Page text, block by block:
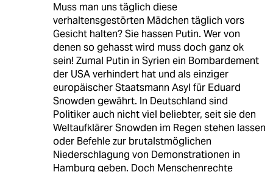
Muss man uns täglich diese
verhaltensgestörten Mädchen täglich vors
Gesicht halten? Sie hassen Putin. Wer von
denen so gehasst wird muss doch ganz ok
sein! Zumal Putin in Syrien ein Bombardement
der USA verhindert hat und als einziger
europäischer Staatsmann Asyl für Eduard
Snowden gewährt. In Deutschland sind
Politiker auch nicht viel beliebter, seit sie den
Weltaufklärer Snowden im Regen stehen lassen
oder Befehle zur brutalstmöglichen
Niederschlagung von Demonstrationen in
Hamburg geben. Doch Menschenrechte